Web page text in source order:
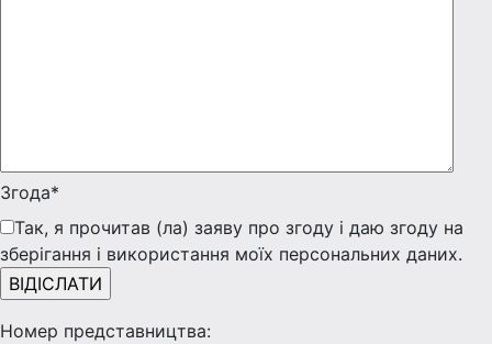
Згода*
Так, я прочитав (ла) заяву про згоду і даю згоду на
зберігання і використання моїх персональних даних.
Номер представництва: